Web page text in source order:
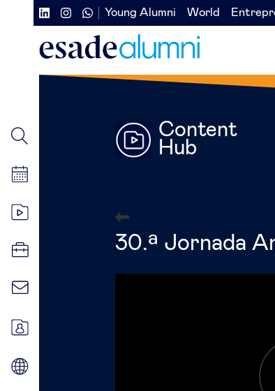
Navegación
secundaria
redes
Navegación
secundaria
izquierda
Young Alumni World
Content
Hub
30.ª Jornada